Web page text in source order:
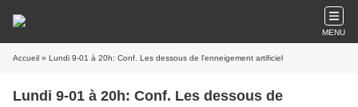
MENU
Accueil » Lundi 9-01 à 20h: Conf. Les dessous de l'enneigement artificiel
Lundi 9-01 à 20h: Conf. Les dessous de